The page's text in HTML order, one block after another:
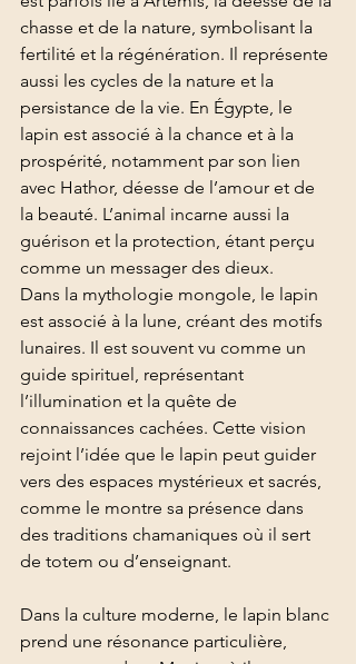
chasse et de la nature, symbolisant la
fertilité et la régénération. Il représente
aussi les cycles de la nature et la
persistance de la vie. En Égypte, le
lapin est associé à la chance et à la
prospérité, notamment par son lien
avec Hathor, déesse de l’amour et de
la beauté. L’animal incarne aussi la
guérison et la protection, étant perçu
comme un messager des dieux.
Dans la mythologie mongole, le lapin
est associé à la lune, créant des motifs
lunaires. Il est souvent vu comme un
guide spirituel, représentant
l’illumination et la quête de
connaissances cachées. Cette vision
rejoint l’idée que le lapin peut guider
vers des espaces mystérieux et sacrés,
comme le montre sa présence dans
des traditions chamaniques où il sert
de totem ou d’enseignant.
Dans la culture moderne, le lapin blanc
prend une résonance particulière,